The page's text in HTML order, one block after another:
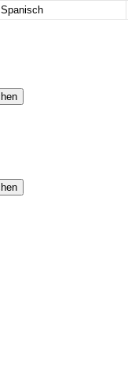
Spanisch